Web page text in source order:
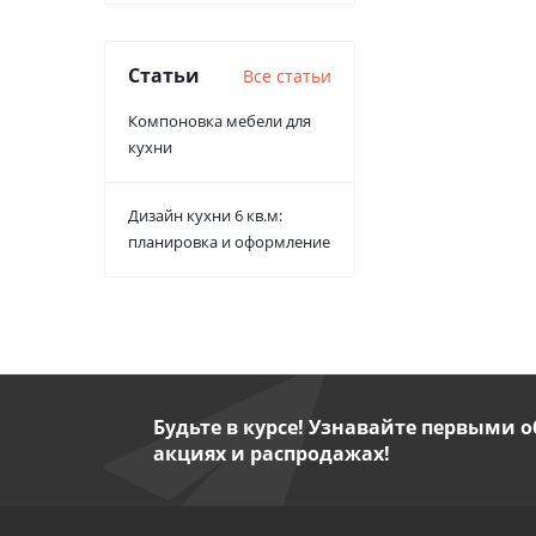
Статьи Все статьи
Компоновка мебели для
кухни
Дизайн кухни 6 кв.м:
планировка и оформление
Будьте в курсе! Узнавайте первыми
акциях и распродажах!